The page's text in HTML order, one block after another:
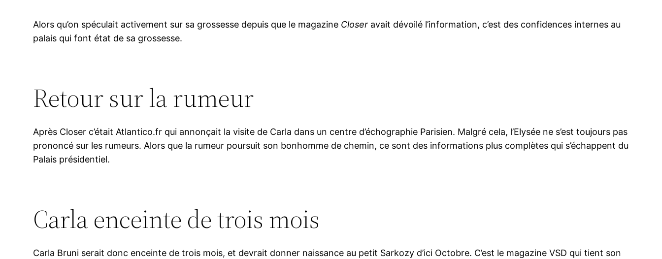
Alors qu’on spéculait activement sur sa grossesse depuis que le magazine Closer avait dévoilé l’information, c’est des confidences internes au
palais qui font état de sa grossesse.
Retour sur la rumeur
Après Closer c’était Atlantico.fr qui annonçait la visite de Carla dans un centre d’échographie Parisien. Malgré cela, l’Elysée ne s’est toujours pas
prononcé sur les rumeurs. Alors que la rumeur poursuit son bonhomme de chemin, ce sont des informations plus complètes qui s’échappent du
Palais présidentiel.
Carla enceinte de trois mois
Carla Bruni serait donc enceinte de trois mois, et devrait donner naissance au petit Sarkozy d’ici Octobre. C’est le magazine VSD qui tient son